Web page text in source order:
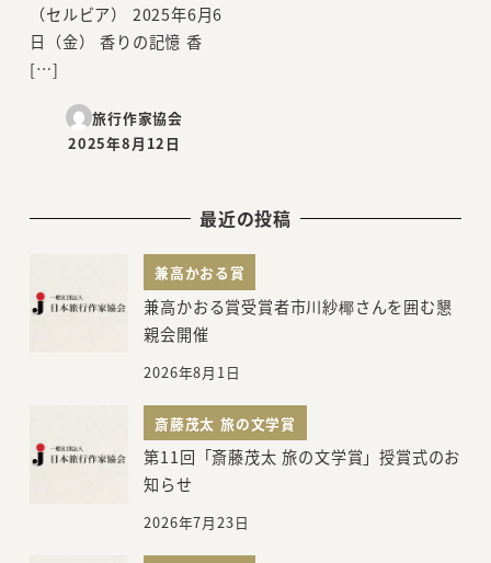
（セルビア） 2025年6月6
日（金） 香りの記憶 香
[…]
旅行作家協会
投稿日
2025年8月12日
最近の投稿
兼高かおる賞
兼高かおる賞受賞者市川紗椰さんを囲む懇
親会開催
2026年8月1日
斎藤茂太 旅の文学賞
第11回「斎藤茂太 旅の文学賞」授賞式のお
知らせ
2026年7月23日